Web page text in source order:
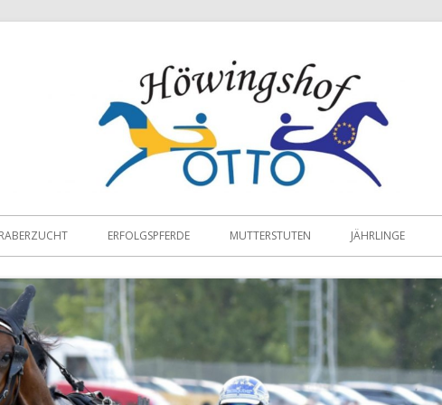
ERFOLGSPFERDE MUTTERSTUTEN JÄHRLINGE